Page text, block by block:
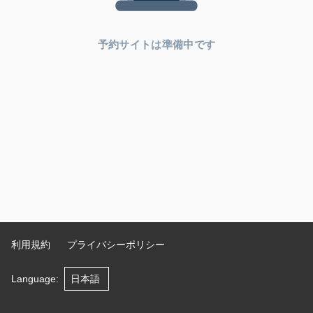
予約サイトは準備中です
利用規約 プライバシーポリシー
Language: